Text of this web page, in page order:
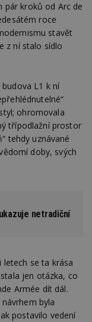
pár kroků od Arc de
roce
stavět
z ní stalo sídlo
L1 k ní
ohromovala
třípodlažní prostor
tehdy uznávané
doby, svých
netradiční
se ta krása
jen otázka, co
Armée dít dál.
byla
postavilo vedení